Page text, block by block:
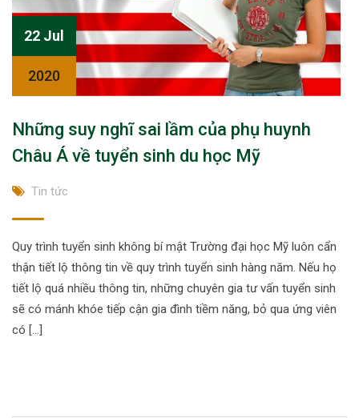
22 Jul
2020
Những suy nghĩ sai lầm của phụ huynh
Châu Á về tuyển sinh du học Mỹ
Tin tức
Quy trình tuyển sinh không bí mật Trường đại học Mỹ luôn cẩn
thận tiết lộ thông tin về quy trình tuyển sinh hàng năm. Nếu họ
tiết lộ quá nhiều thông tin, những chuyên gia tư vấn tuyển sinh
sẽ có mánh khóe tiếp cận gia đình tiềm năng, bỏ qua ứng viên
có […]